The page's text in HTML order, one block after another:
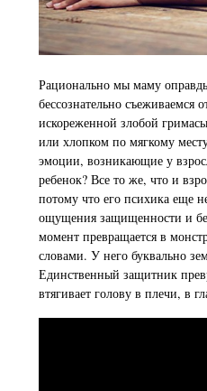
Рационально мы маму
бессознательно съеживаемся
искореженной злобой
или хлопком по мягкому
эмоции, возникающие у
ребенок? Все то же, что и
потому что его психика еще
ощущения защищенности и
момент превращается в
словами. У него буквально
Единственный защитник
втягивает голову в плечи, в